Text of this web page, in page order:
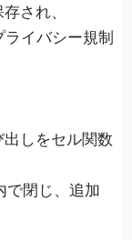
され、
イバシー規制
しをセル関数
で閉じ、追加